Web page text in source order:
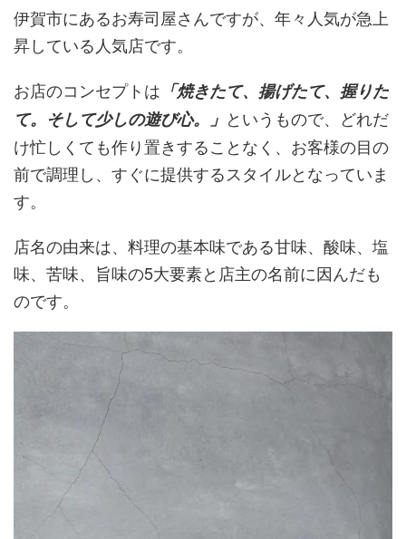
伊賀市にあるお寿司屋さんですが、年々人気が急上
昇している人気店です。
お店のコンセプトは 「焼きたて、揚げたて、握りた
て。そして少しの遊び心。」 というもので、どれだ
け忙しくても作り置きすることなく、お客様の目の
前で調理し、すぐに提供するスタイルとなっていま
す。
店名の由来は、料理の基本味である甘味、酸味、塩
味、苦味、旨味の5大要素と店主の名前に因んだも
のです。